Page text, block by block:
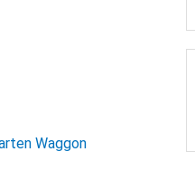
Waggon